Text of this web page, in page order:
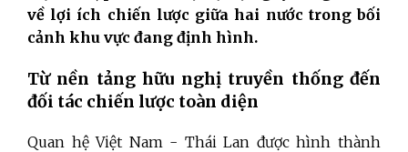
về lợi ích chiến lược giữa hai nước trong bối
cảnh khu vực đang định hình.
Từ nền tảng hữu nghị truyền thống đến
đối tác chiến lược toàn diện
Quan hệ Việt Nam - Thái Lan được hình thành